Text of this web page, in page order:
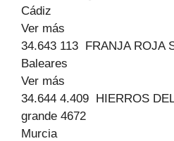
Cádiz
Ver más
34.643 113 FRANJA ROJA
Baleares
Ver más
34.644 4.409 HIERROS
grande 4672
Murcia